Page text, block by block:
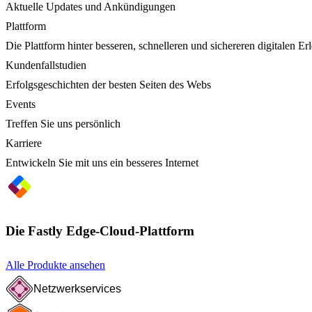
Aktuelle Updates und Ankündigungen
Plattform
Die Plattform hinter besseren, schnelleren und sichereren digitalen
Kundenfallstudien
Erfolgsgeschichten der besten Seiten des Webs
Events
Treffen Sie uns persönlich
Karriere
Entwickeln Sie mit uns ein besseres Internet
Die Fastly Edge-Cloud-Plattform
Alle Produkte ansehen
Netzwerkservices